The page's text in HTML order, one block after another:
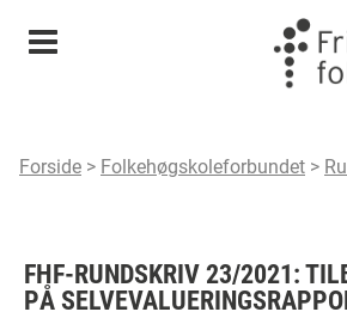
Meny
Forside > Folkehøgskoleforbundet >
FHF-RUNDSKRIV 23/2021:
PÅ